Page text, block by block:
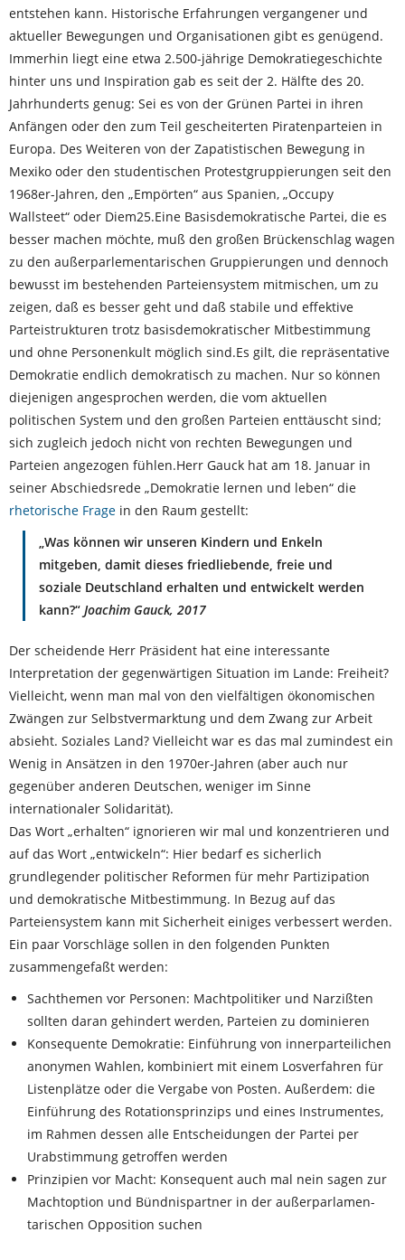
entstehen kann. Historische Erfahrungen ver­gangener und
aktueller Bewe­gungen und Orga­nisa­tionen gibt es genügend.
Immerhin liegt eine etwa 2.500-jährige Demokratiegeschichte
hinter uns und Inspiration gab es seit der 2. Hälfte des 20.
Jahrhunderts genug: Sei es von der Grünen Partei in ihren
Anfän­gen oder den zum Teil gescheiterten Piratenparteien in
Europa. Des Weiteren von der Zapa­tistischen Bewegung in
Mexiko oder den studentischen Protest­gruppierungen seit den
1968er-Jahren, den „Empörten“ aus Spanien, „Occupy
Wallsteet“ oder Diem25.Eine Basisdemokratische Partei, die es
besser machen möchte, muß den großen Brückenschlag wagen
zu den außerparlementarischen Gruppierungen und dennoch
bewusst im bestehenden Parteien­system mitmischen, um zu
zeigen, daß es besser geht und daß stabile und effektive
Parteistrukturen trotz basis­demo­kratischer Mitbe­stimmung
und ohne Per­sonenkult möglich sind.Es gilt, die repräsentative
Demokratie endlich demokratisch zu machen. Nur so können
diejenigen angesprochen werden, die vom aktuellen
politischen System und den großen Parteien enttäuscht sind;
sich zugleich jedoch nicht von rechten Bewegungen und
Parteien angezogen fühlen.Herr Gauck hat am 18. Januar in
seiner Abschiedsrede „Demokratie lernen und leben“ die
rhetorische Frage in den Raum gestellt:
„Was können wir unseren Kindern und Enkeln
mitgeben, damit dieses friedliebende, freie und
soziale Deutschland erhalten und entwickelt werden
kann?“ Joachim Gauck, 2017
Der scheidende Herr Präsident hat eine interessante
Interpretation der gegenwärtigen Situation im Lande: Freiheit?
Vielleicht, wenn man mal von den vielfältigen ökonomischen
Zwängen zur Selbstvermarktung und dem Zwang zur Arbeit
absieht. Soziales Land? Vielleicht war es das mal zumindest ein
Wenig in Ansätzen in den 1970er-Jahren (aber auch nur
gegenüber anderen Deutschen, weniger im Sinne
internationaler Solidarität).
Das Wort „erhalten“ ignorieren wir mal und konzentrieren und
auf das Wort „entwickeln“: Hier bedarf es sicherlich
grundlegender politischer Reformen für mehr Partizipation
und demokratische Mitbestimmung. In Bezug auf das
Parteiensystem kann mit Sicherheit einiges verbessert werden.
Ein paar Vorschläge sollen in den folgenden Punkten
zusammengefaßt werden:
Sachthemen vor Personen: Machtpolitiker und Narzißten
sollten daran gehindert werden, Parteien zu dominieren
Konsequente Demokratie: Einführung von innerparteilichen
anonymen Wahlen, kombiniert mit einem Losverfahren für
Listenplätze oder die Vergabe von Posten. Außerdem: die
Einführung des Rotationsprinzips und eines Instrumentes,
im Rahmen dessen alle Entscheidungen der Partei per
Urabstimmung getroffen werden
Prinzipien vor Macht: Konsequent auch mal nein sagen zur
Machtoption und Bündnispartner in der außerparlamen­
tarischen Opposition suchen